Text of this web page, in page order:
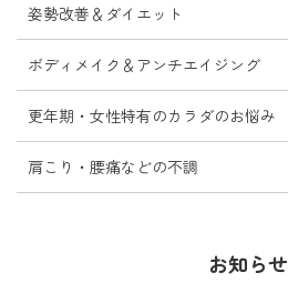
姿勢改善＆ダイエット
ボディメイク＆アンチエイジング
更年期・女性特有のカラダのお悩み
肩こり・腰痛などの不調
お知らせ